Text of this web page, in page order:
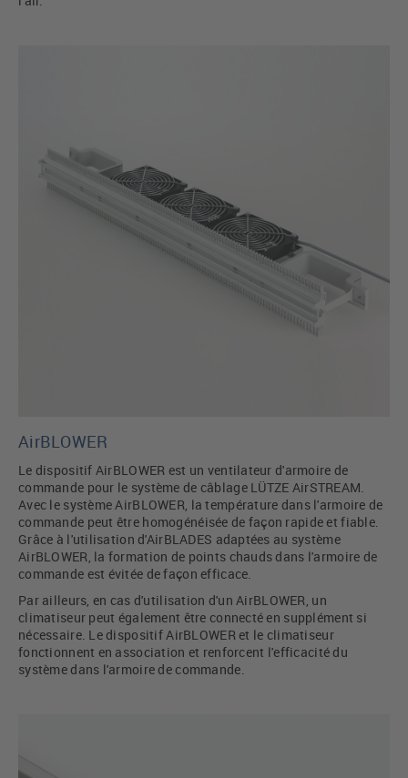
AirBLOWER
Le dispositif AirBLOWER est un ventilateur d'armoire de
commande pour le système de câblage LÜTZE AirSTREAM.
Avec le système AirBLOWER, la température dans l'armoire de
commande peut être homogénéisée de façon rapide et fiable.
Grâce à l'utilisation d'AirBLADES adaptées au système
AirBLOWER, la formation de points chauds dans l'armoire de
commande est évitée de façon efficace.
Par ailleurs, en cas d'utilisation d'un AirBLOWER, un
climatiseur peut également être connecté en supplément si
nécessaire. Le dispositif AirBLOWER et le climatiseur
fonctionnent en association et renforcent l'efficacité du
système dans l'armoire de commande.